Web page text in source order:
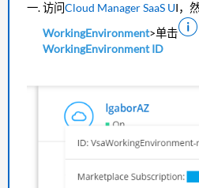
访问Cloud Manager SaaS UI，
WorkingEnvironment>单击
WorkingEnvironment ID